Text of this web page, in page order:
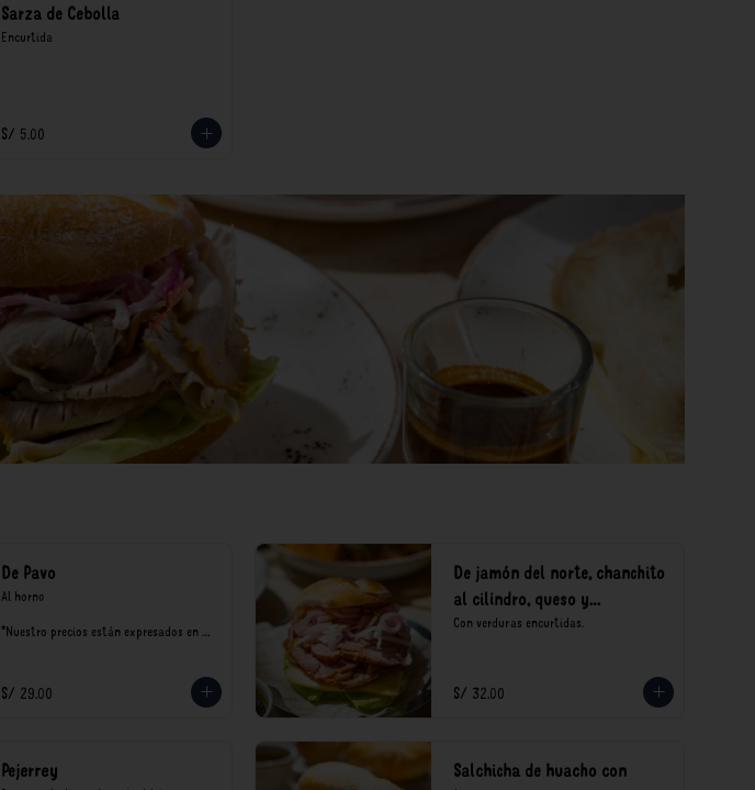
Sarza de Cebolla
Encurtida
S/ 5.00
De Pavo
Al horno
*Nuestro precios están expresados en
S/ 29.00
De jamón del norte, chanchito
al cilindro, queso y
encurtidos
Con verduras encurtidas.
S/ 32.00
Pejerrey
Salchicha de huacho con